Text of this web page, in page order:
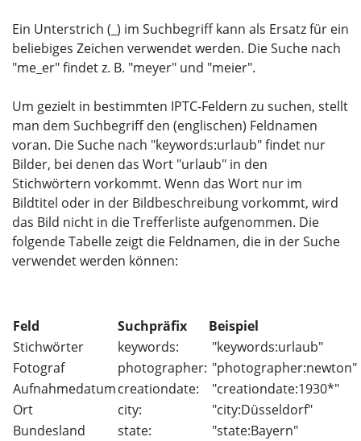
Ein Unterstrich (_) im Suchbegriff kann als Ersatz für ein
beliebiges Zeichen verwendet werden. Die Suche nach
"me_er" findet z. B. "meyer" und "meier".
Um gezielt in bestimmten IPTC-Feldern zu suchen, stellt
man dem Suchbegriff den (englischen) Feldnamen
voran. Die Suche nach "keywords:urlaub" findet nur
Bilder, bei denen das Wort "urlaub" in den
Stichwörtern vorkommt. Wenn das Wort nur im
Bildtitel oder in der Bildbeschreibung vorkommt, wird
das Bild nicht in die Trefferliste aufgenommen. Die
folgende Tabelle zeigt die Feldnamen, die in der Suche
verwendet werden können:
Feld Suchpräfix
Beispiel
Stichwörter
keywords:
"keywords:urlaub"
Fotograf
photographer: "photographer:newton"
Aufnahmedatumcreationdate:
"creationdate:1930*"
Ort
city:
"city:Düsseldorf"
Bundesland
state: "state:Bayern"